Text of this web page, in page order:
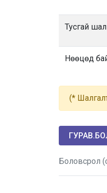
Тусгай
Нөөцөд
(*
Боловсрол